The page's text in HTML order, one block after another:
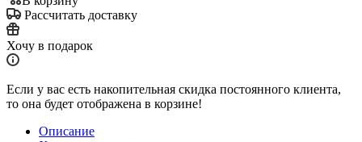
Рассчитать доставку
Хочу в подарок
Если у вас есть накопительная скидка постоянного клиента,
то она будет отображена в корзине!
Описание